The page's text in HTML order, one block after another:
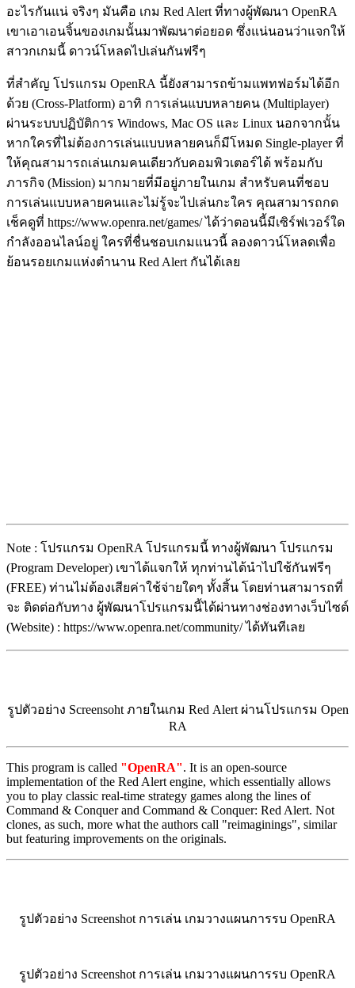
อะไรกันแน่ จริงๆ มันคือ เกม Red Alert ที่ทางผู้พัฒนา OpenRA
เขาเอาเอนจิ้นของเกมนั้นมาพัฒนาต่อยอด ซึ่งแน่นอนว่าแจกให้
สาวกเกมนี้ ดาวน์โหลดไปเล่นกันฟรีๆ
ที่สำคัญ โปรแกรม OpenRA นี้ยังสามารถข้ามแพทฟอร์มได้อีก
ด้วย (Cross-Platform) อาทิ การเล่นแบบหลายคน (Multiplayer)
ผ่านระบบปฏิบัติการ Windows, Mac OS และ Linux นอกจากนั้น
หากใครที่ไม่ต้องการเล่นแบบหลายคนก็มีโหมด Single-player ที่
ให้คุณสามารถเล่นเกมคนเดียวกับคอมพิวเตอร์ได้ พร้อมกับ
ภารกิจ (Mission) มากมายที่มีอยู่ภายในเกม สำหรับคนที่ชอบ
การเล่นแบบหลายคนและไม่รู้จะไปเล่นกะใคร คุณสามารถกด
เช็คดูที่ https://www.openra.net/games/ ได้ว่าตอนนี้มีเซิร์ฟเวอร์ใด
กำลังออนไลน์อยู่ ใครที่ชื่นชอบเกมแนวนี้ ลองดาวน์โหลดเพื่อ
ย้อนรอยเกมแห่งตำนาน Red Alert กันได้เลย
Note : โปรแกรม OpenRA โปรแกรมนี้ ทางผู้พัฒนา โปรแกรม
(Program Developer) เขาได้แจกให้ ทุกท่านได้นำไปใช้กันฟรีๆ
(FREE) ท่านไม่ต้องเสียค่าใช้จ่ายใดๆ ทั้งสิ้น โดยท่านสามารถที่
จะ ติดต่อกับทาง ผู้พัฒนาโปรแกรมนี้ได้ผ่านทางช่องทางเว็บไซต์
(Website) : https://www.openra.net/community/ ได้ทันทีเลย
รูปตัวอย่าง Screensoht ภายในเกม Red Alert ผ่านโปรแกรม Open
RA
This program is called "OpenRA". It is an open-source
implementation of the Red Alert engine, which essentially allows
you to play classic real-time strategy games along the lines of
Command & Conquer and Command & Conquer: Red Alert. Not
clones, as such, more what the authors call "reimaginings", similar
but featuring improvements on the originals.
รูปตัวอย่าง Screenshot การเล่น เกมวางแผนการรบ OpenRA
รูปตัวอย่าง Screenshot การเล่น เกมวางแผนการรบ OpenRA